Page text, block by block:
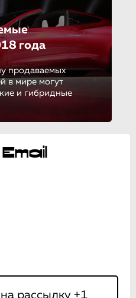
года
продаваемых
в мире могут
и гибридные